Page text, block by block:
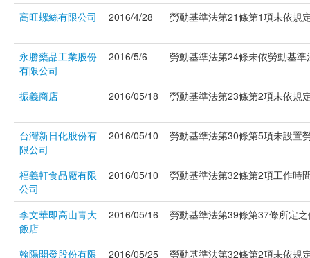
高旺螺絲有限公司
2016/4/28 勞動基準法第21條第1項未依規
永勝藥品工業股份
有限公司
2016/5/6 勞動基準法第24條未依勞動基
振義商店 2016/05/18 勞動基準法第23條第2項未依規
台灣新日化股份有
限公司
2016/05/10 勞動基準法第30條第5項未設置
福義軒食品廠有限
公司
2016/05/10 勞動基準法第32條第2項工作時
李文華即高山青大
飯店
2016/05/16 勞動基準法第39條第37條所定
翰陽開發股份有限
2016/05/25
勞動基準法第32條第2項未依規